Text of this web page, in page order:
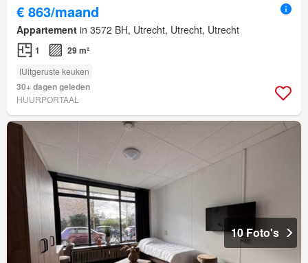
€ 863/maand
Appartement in 3572 BH, Utrecht, Utrecht, Utrecht
1 29 m²
IUitgeruste keuken
30+ dagen geleden
HUURPORTAAL
10 Foto's